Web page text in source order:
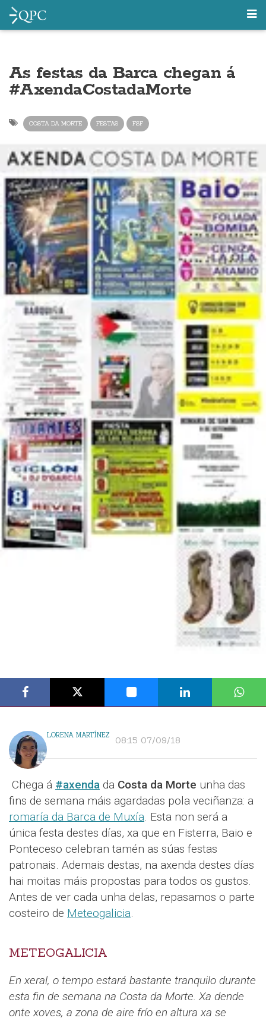
As festas da Barca chegan á
#AxendaCostadaMorte
COSTA DA MORTE FESTAS FSF
LORENA MARTÍNEZ 08:15 07/09/18
Chega á #axenda da Costa da Morte unha das
fins de semana máis agardadas pola veciñanza: a
romaría da Barca de Muxía. Esta non será a
única festa destes días, xa que en Fisterra, Baio e
Ponteceso celebran tamén as súas festas
patronais. Ademais destas, na axenda destes días
hai moitas máis propostas para todos os gustos.
Antes de ver cada unha delas, repasamos o parte
costeiro de Meteogalicia.
METEOGALICIA
En xeral, o tempo estará bastante tranquilo durante
esta fin de semana na Costa da Morte. Xa dende
onte xoves, a zona de aire frío en altura xa se